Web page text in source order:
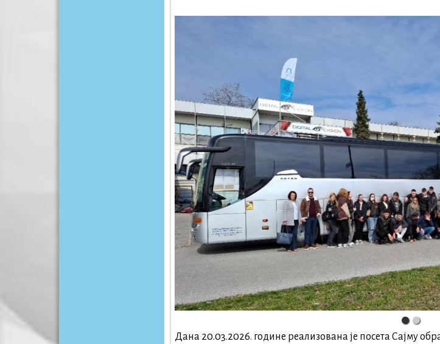
Дана 20.03.2026. године реализована је посета Сајму